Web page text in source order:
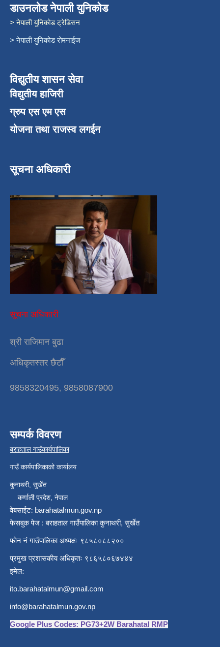
डाउनलोड नेपाली युनिकोड
> नेपाली युनिकोड ट्रेडिसन
> नेपाली युनिकोड रोमनाईज
विद्युतीय शासन सेवा
विद्युतीय हाजिरी
ग्रुप एस एम एस
योजना तथा राजस्व लगईन
सूचना अधिकारी
सूचना अधिकारी
श्री राजिमान बुढा
अधिकृतस्तर छैटौँ
9858320495, 9858087900
सम्पर्क विवरण
बराहताल गाउँकार्यपालिका
गाउँ कार्यपालिकाको कार्यालय
कुनाथरी, सुर्खेत
कर्णाली प्रदेश, नेपाल
वेबसाईट: barahatalmun.gov.np
फेसबुक पेज : बराहताल गाउँपालिका कुनाथरी, सुर्खेत
फोन नं गाउँपालिका अध्यक्षः ९८५८०८८२००
प्रमुख प्रशासकीय अधिकृतः ९८६५८०६७४४४
इमेल:
ito.barahatalmun@gmail.com
info@barahatalmun.gov.np
Google Plus Codes: PG73+2W Barahatal RMP